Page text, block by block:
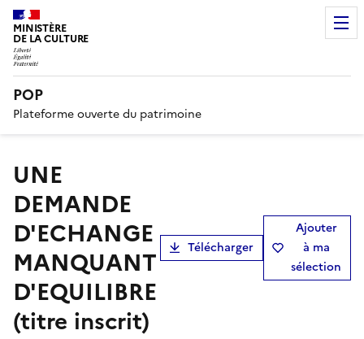
MINISTÈRE
DE LA CULTURE
POP
Plateforme ouverte du patrimoine
UNE
DEMANDE
D'ECHANGE
MANQUANT
D'EQUILIBRE
(titre inscrit)
Télécharger
Ajouter
à ma
sélection